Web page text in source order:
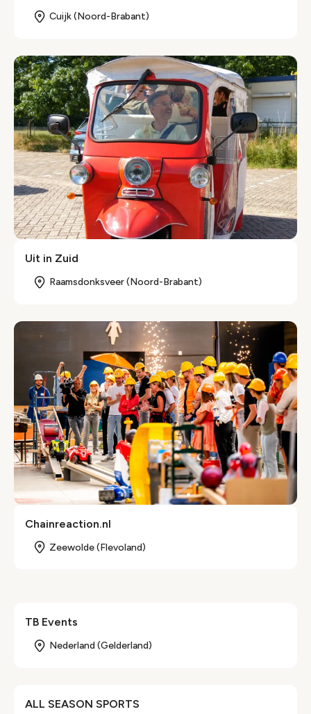
Cuijk (Noord-Brabant)
Uit in Zuid
Raamsdonksveer (Noord-Brabant)
Chainreaction.nl
Zeewolde (Flevoland)
TB Events
Nederland (Gelderland)
ALL SEASON SPORTS